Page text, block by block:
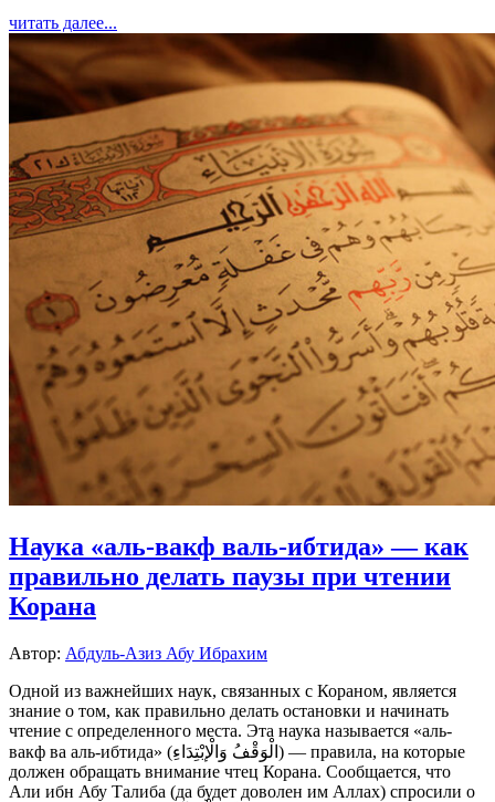
читать далее...
Наука «аль-вакф валь-ибтида» — как
правильно делать паузы при чтении
Корана
Автор: Абдуль-Азиз Абу Ибрахим
Одной из важнейших наук, связанных с Кораном, является
знание о том, как правильно делать остановки и начинать
чтение с определенного места. Эта наука называется «аль-
вакф ва аль-ибтида» (الْوَقْفُ وَالْإبْتِدَاءِ) — правила, на которые
должен обращать внимание чтец Корана. Сообщается, что
Али ибн Абу Талиба (да будет доволен им Аллах) спросили о